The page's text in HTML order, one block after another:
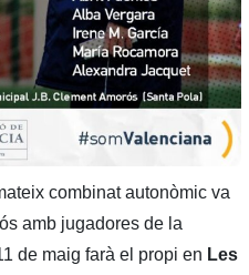
combinat autonòmic va
amb jugadores de la
de maig farà el propi en Les